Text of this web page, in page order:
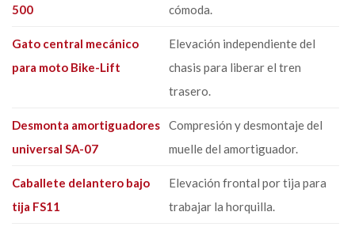
500
cómoda.
Gato central mecánico
para moto Bike-Lift
Elevación independiente del
chasis para liberar el tren
trasero.
Desmonta amortiguadores
universal SA-07
Compresión y desmontaje del
muelle del amortiguador.
Caballete delantero bajo
tija FS11
Elevación frontal por tija para
trabajar la horquilla.